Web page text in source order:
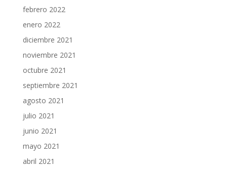
febrero 2022
enero 2022
diciembre 2021
noviembre 2021
octubre 2021
septiembre 2021
agosto 2021
julio 2021
junio 2021
mayo 2021
abril 2021